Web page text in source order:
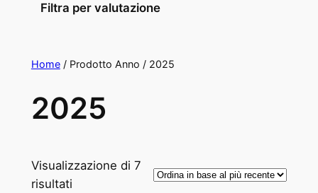
Filtra per valutazione
Home/ Prodotto Anno / 2025
2025
Visualizzazione di 7
risultatiO